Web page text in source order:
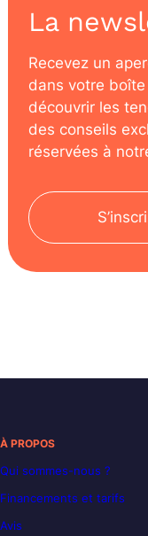
La
Recevez un
dans votre
découvrir les
des conseils
réservées à
À PROPOS
Qui sommes-nous ?
Financements et tarifs
Avis